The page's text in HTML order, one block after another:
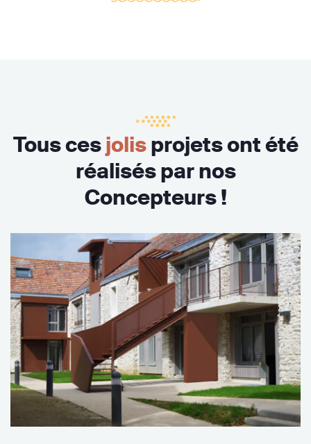
Tous cesjolisprojets ont été
réalisés par nos
Concepteurs !